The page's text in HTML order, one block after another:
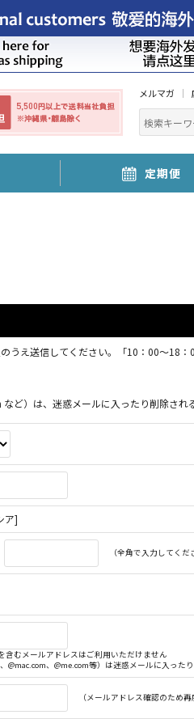
メルマガ
定期便
え送信してください。「10：00～18：
）は、迷惑メールに入ったり削除され
ア]
（全角で入力してくだ
むメールアドレスはご利用いただけません
@mac.com、@me.com等）は迷惑メールに入っ
（メールアドレス確認のため